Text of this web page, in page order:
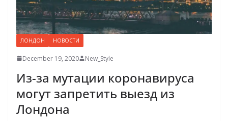
ЛОНДОН НОВОСТИ
December 19, 2020 New_Style
Из-за мутации коронавируса
могут запретить выезд из
Лондона